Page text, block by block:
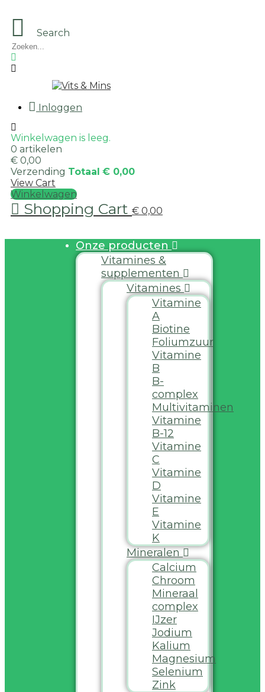
Search
Inloggen
Winkelwagen is leeg.
0 artikelen
€ 0,00
Verzending Totaal € 0,00
View Cart
Winkelwagen
Shopping Cart € 0,00
Onze producten
Vitamines &
supplementen
Vitamines
Vitamine
A
Biotine
Foliumzuur
Vitamine
B
B-
complex
Multivitaminen
Vitamine
B-12
Vitamine
C
Vitamine
D
Vitamine
E
Vitamine
K
Mineralen
Calcium
Chroom
Mineraal
complex
IJzer
Jodium
Kalium
Magnesium
Selenium
Zink